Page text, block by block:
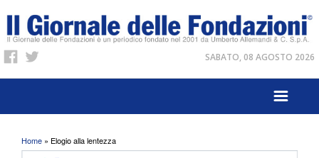
SABATO, 08 AGOSTO 2026
Tu sei qui
Home » Elogio alla lentezza